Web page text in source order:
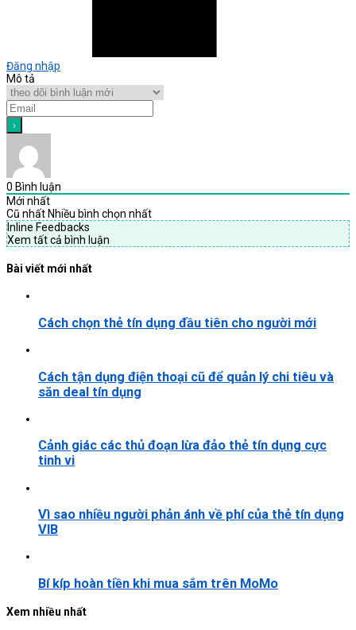
Đăng nhập
Mô tả
0 Bình luận
Mới nhất
Cũ nhất Nhiều bình chọn nhất
Inline Feedbacks
Xem tất cả bình luận
Bài viết mới nhất
Cách chọn thẻ tín dụng đầu tiên cho người mới
Cách tận dụng điện thoại cũ để quản lý chi tiêu và
săn deal tín dụng
Cảnh giác các thủ đoạn lừa đảo thẻ tín dụng cực
tinh vi
Vì sao nhiều người phản ánh về phí của thẻ tín dụng
VIB
Bí kíp hoàn tiền khi mua sắm trên MoMo
Xem nhiều nhất